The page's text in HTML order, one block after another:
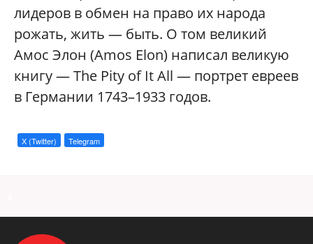
лидеров в обмен на право их народа
рожать, жить — быть. О том великий
Амос Элон (Amos Elon) написал великую
книгу — The Pity of It All — портрет евреев
в Германии 1743–1933 годов.
X (Twitter) Telegram